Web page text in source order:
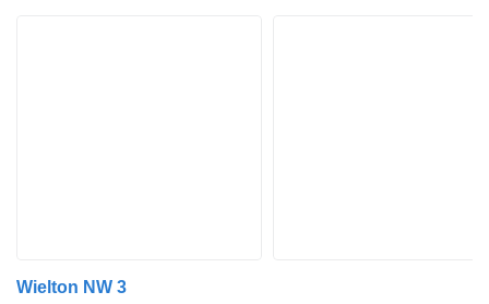
Wielton NW 3